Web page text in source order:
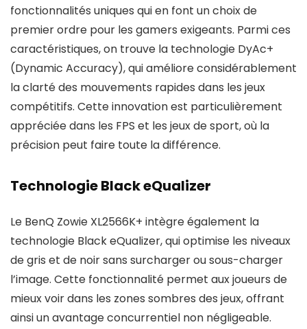
fonctionnalités uniques qui en font un choix de
premier ordre pour les gamers exigeants. Parmi ces
caractéristiques, on trouve la technologie DyAc+
(Dynamic Accuracy), qui améliore considérablement
la clarté des mouvements rapides dans les jeux
compétitifs. Cette innovation est particulièrement
appréciée dans les FPS et les jeux de sport, où la
précision peut faire toute la différence.
Technologie Black eQualizer
Le BenQ Zowie XL2566K+ intègre également la
technologie Black eQualizer, qui optimise les niveaux
de gris et de noir sans surcharger ou sous-charger
l’image. Cette fonctionnalité permet aux joueurs de
mieux voir dans les zones sombres des jeux, offrant
ainsi un avantage concurrentiel non négligeable.